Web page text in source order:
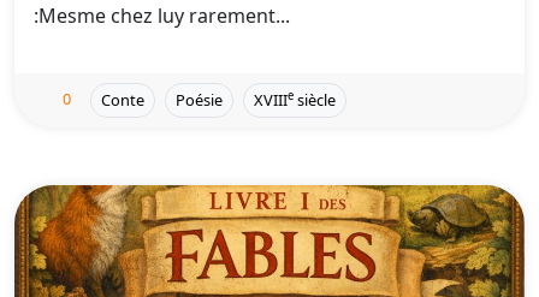
:Mesme chez luy rarement...
0 Conte Poésie XVIIIe siècle